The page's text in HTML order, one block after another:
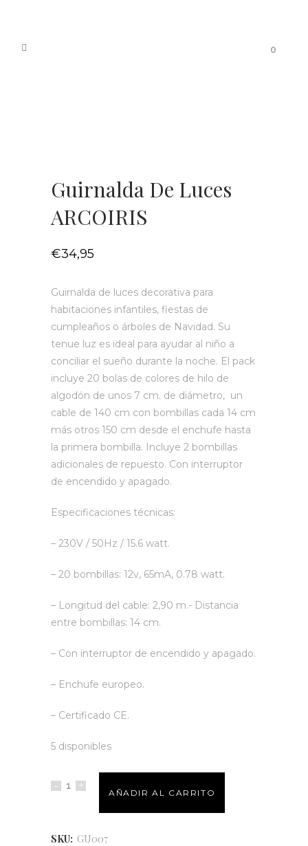
0
Guirnalda De Luces
ARCOIRIS
€34,95
Guirnalda de luces decorativa para
habitaciones infantiles, fiestas de
cumpleaños o árboles de Navidad. Su
tenue luz es ideal para ayudar al niño a
conciliar el sueño durante la noche. El pack
incluye 20 bolas de colores de hilo de
algodón de unos 7 cm. de diámetro, un
cable de 140 cm con bombillas cada 14 cm
más otros 150 cm desde el enchufe hasta
la primera bombilla. Incluye 2 bombillas
adicionales de repuesto. Con interruptor
de encendido y apagado.
Especificaciones técnicas:
– 230V / 50Hz / 15.6 watt.
– 20 bombillas: 12v, 65mA, 0.78 watt.
– Longitud del cable: 2,90 m.- Distancia
entre bombillas: 14 cm.
– Con interruptor de encendido y apagado.
– Enchufe europeo.
– Certificado CE.
5 disponibles
AÑADIR AL CARRITO
SKU: GU007